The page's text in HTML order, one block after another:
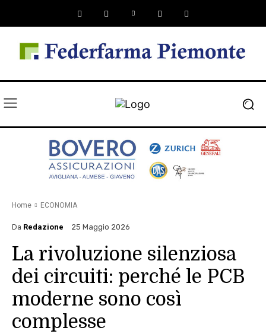
Home ECONOMIA
Da Redazione 25 Maggio 2026
La rivoluzione silenziosa
dei circuiti: perché le PCB
moderne sono così
complesse